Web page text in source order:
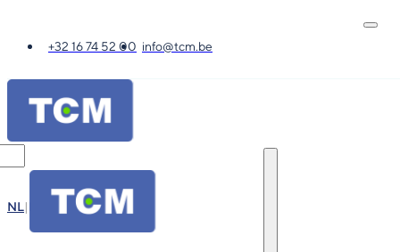
+32 16 74 52 00 info@tcm.be
NL| DE